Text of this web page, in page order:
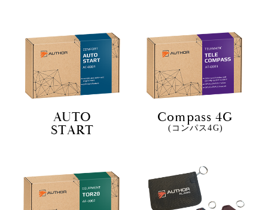
AUTO
START
Compass 4G
(コンパス4G)